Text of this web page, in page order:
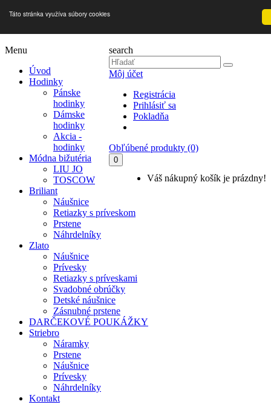
Táto stránka využíva súbory cookies
search
Môj účet
Registrácia
Prihlásiť sa
Pokladňa
Obľúbené produkty (0)
0
Váš nákupný košík je prázdny!
Menu
Úvod
Hodinky
Pánske
hodinky
Dámske
hodinky
Akcia -
hodinky
Módna bižutéria
LIU JO
TOSCOW
Briliant
Náušnice
Retiazky s príveskom
Prstene
Náhrdelníky
Zlato
Náušnice
Prívesky
Retiazky s príveskami
Svadobné obrúčky
Detské náušnice
Zásnubné prstene
DARČEKOVÉ POUKÁŽKY
Striebro
Náramky
Prstene
Náušnice
Prívesky
Náhrdelníky
Kontakt